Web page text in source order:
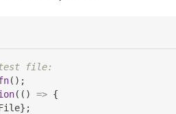
test file:
( ) ;
( ( ) => {
} ;